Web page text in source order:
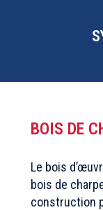
BOIS DE
Le bois
bois de
construction